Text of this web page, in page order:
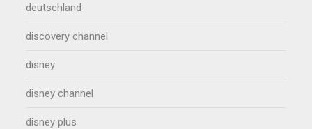
deutschland
discovery channel
disney
disney channel
disney plus